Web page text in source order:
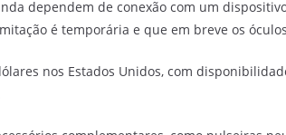
dependem de conexão com um
é temporária e que em breve os
nos Estados Unidos, com